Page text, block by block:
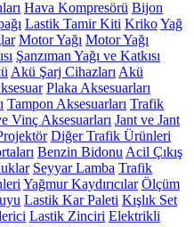
Hava Kompresörü Bijon
Lastik Tamir Kiti KrikoYağ
Motor Yağı Motor Yağı
Şanzıman Yağı ve Katkısı
Akü Şarj Cihazları Akü
Plaka Aksesuarları
Tampon Aksesuarları Trafik
Vinç Aksesuarları Jant ve Jant
Diğer Trafik Ürünleri
Benzin Bidonu Acil Çıkış
Seyyar Lamba Trafik
Yağmur Kaydırıcılar Ölçüm
Lastik Kar Paleti Kışlık Set
Lastik Zinciri Elektrikli